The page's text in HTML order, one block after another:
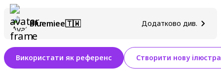
Bluemiee🇹🇼 Додатково див.
Використати як референс Створити нову